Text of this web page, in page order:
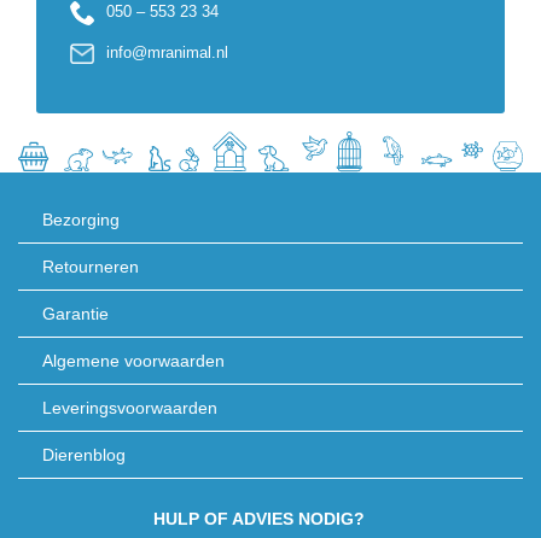
050 – 553 23 34
info@mranimal.nl
Bezorging
Retourneren
Garantie
Algemene voorwaarden
Leveringsvoorwaarden
Dierenblog
HULP OF ADVIES NODIG?